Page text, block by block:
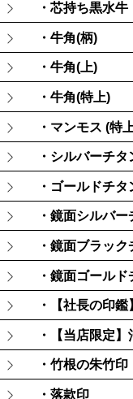
・芯持ち黒水牛
・牛角(柄)
・牛角(上)
・牛角(特上)
・マンモス (特
・シルバーチタ
・ゴールドチタ
・鏡面シルバー
・鏡面ブラック
・鏡面ゴールド
・【社長の印鑑
・【当店限定】
・竹根の朱竹印
・落款印